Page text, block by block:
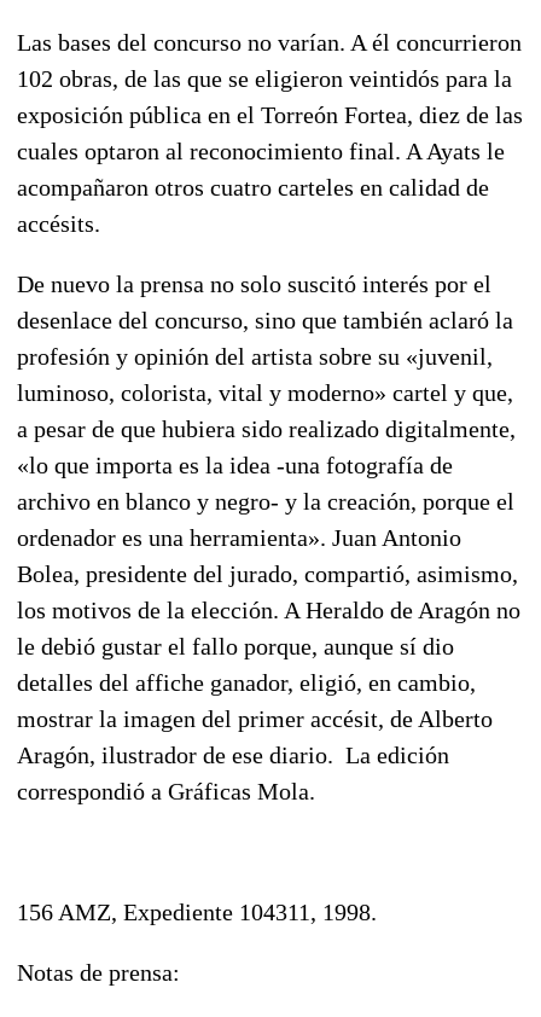
Las bases del concurso no varían. A él concurrieron
102 obras, de las que se eligieron veintidós para la
exposición pública en el Torreón Fortea, diez de las
cuales optaron al reconocimiento final. A Ayats le
acompañaron otros cuatro carteles en calidad de
accésits.
De nuevo la prensa no solo suscitó interés por el
desenlace del concurso, sino que también aclaró la
profesión y opinión del artista sobre su «juvenil,
luminoso, colorista, vital y moderno» cartel y que,
a pesar de que hubiera sido realizado digitalmente,
«lo que importa es la idea -una fotografía de
archivo en blanco y negro- y la creación, porque el
ordenador es una herramienta». Juan Antonio
Bolea, presidente del jurado, compartió, asimismo,
los motivos de la elección. A Heraldo de Aragón no
le debió gustar el fallo porque, aunque sí dio
detalles del affiche ganador, eligió, en cambio,
mostrar la imagen del primer accésit, de Alberto
Aragón, ilustrador de ese diario. La edición
correspondió a Gráficas Mola.
156 AMZ, Expediente 104311, 1998.
Notas de prensa: